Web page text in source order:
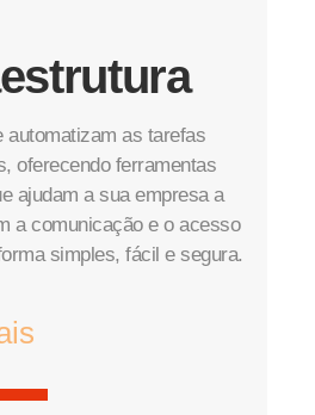
automatizam as tarefas
oferecendo ferramentas
ajudam a sua empresa a
a comunicação e o acesso
simples, fácil e segura.